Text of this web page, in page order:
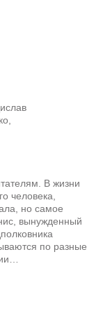
В жизни
человека,
но самое
вынужденный
по разные